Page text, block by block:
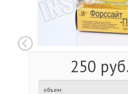
250
объем: